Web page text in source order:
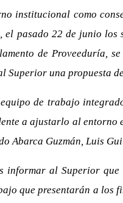
institucional como
pasado 22 de junio
de Proveeduría,
Superior una propuesta
de trabajo
a ajustarlo al entorno
Abarca Guzmán, Luis
informar al Superior
que presentarán a